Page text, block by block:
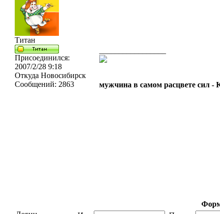
Титан
Присоединился:
2007/2/28 9:18
Откуда Новосибирск
Сообщений: 2863 мужчина в самом расцвете сил -